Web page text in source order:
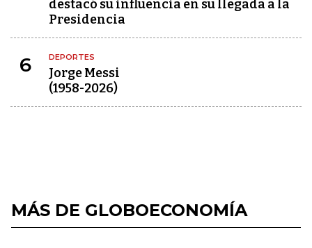
destacó su influencia en su llegada a la
Presidencia
6 DEPORTES
Jorge Messi
(1958-2026)
MÁS DE GLOBOECONOMÍA